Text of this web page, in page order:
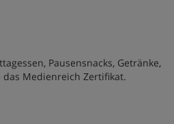
Pausensnacks, Getränke,
Medienreich Zertifikat.